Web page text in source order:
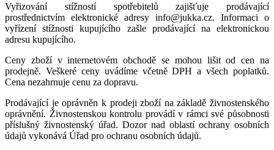
Vyřizování stížností spotřebitelů zajišťuje prodávající
prostřednictvím elektronické adresy info@jukka.cz. Informaci o
vyřízení stížnosti kupujícího zašle prodávající na elektronickou
adresu kupujícího.
Ceny zboží v internetovém obchodě se mohou lišit od cen na
prodejně. Veškeré ceny uvádíme včetně DPH a všech poplatků.
Cena nezahrnuje cenu za dopravu.
Prodávající je oprávněn k prodeji zboží na základě živnostenského
oprávnění. Živnostenskou kontrolu provádí v rámci své působnosti
příslušný živnostenský úřad. Dozor nad oblastí ochrany osobních
údajů vykonává Úřad pro ochranu osobních údajů.